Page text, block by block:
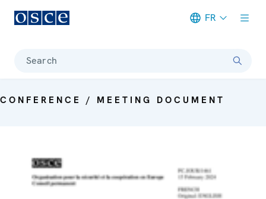
FR
Search
CONFERENCE / MEETING DOCUMENT